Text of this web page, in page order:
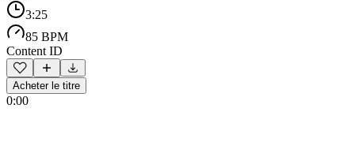
3:25
85 BPM
Content ID
Acheter le titre
0:00